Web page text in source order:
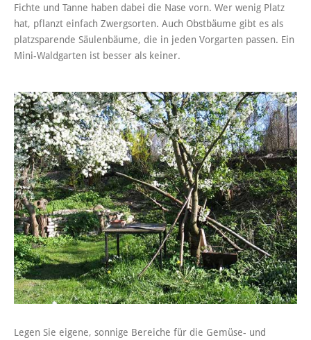
Fichte und Tanne haben dabei die Nase vorn. Wer wenig Platz
hat, pflanzt einfach Zwergsorten. Auch Obstbäume gibt es als
platzsparende Säulenbäume, die in jeden Vorgarten passen. Ein
Mini-Waldgarten ist besser als keiner.
Legen Sie eigene, sonnige Bereiche für die Gemüse- und